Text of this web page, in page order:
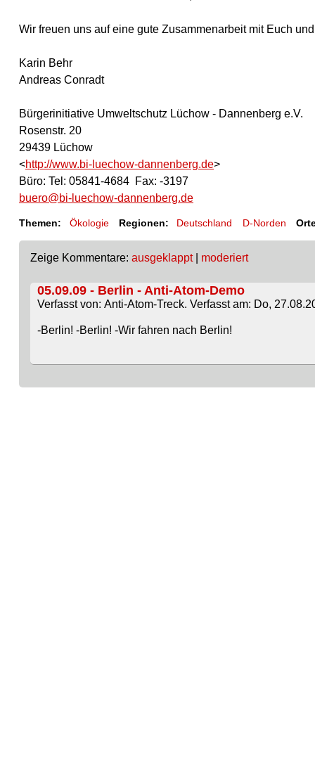
Wir freuen uns auf eine gute Zusammenarbeit mit Euch
Karin Behr
Andreas Conradt
Bürgerinitiative Umweltschutz Lüchow - Dannenberg e.V.
Rosenstr. 20
29439 Lüchow
<http://www.bi-luechow-dannenberg.de>
Büro: Tel: 05841-4684 Fax: -3197
buero@bi-luechow-dannenberg.de
Themen: Ökologie Regionen: Deutschland D-Norden
Zeige Kommentare: ausgeklappt| moderiert
05.09.09 - Berlin - Anti-Atom-Demo
Verfasst von: Anti-Atom-Treck. Verfasst am: Do,
-Berlin! -Berlin! -Wir fahren nach Berlin!